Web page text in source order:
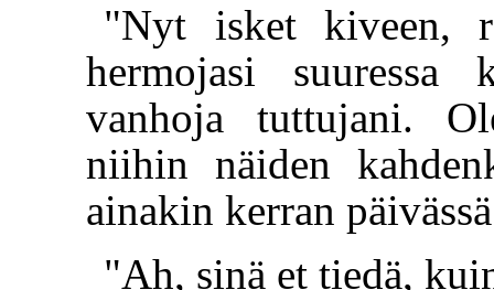
"Nyt isket kiveen,
hermojasi suuressa
vanhoja tuttujani.
niihin näiden
ainakin kerran
"Ah, sinä et tiedä,